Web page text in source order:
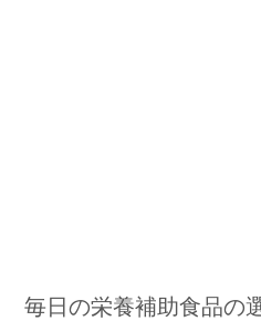
毎日の栄養補助食品の